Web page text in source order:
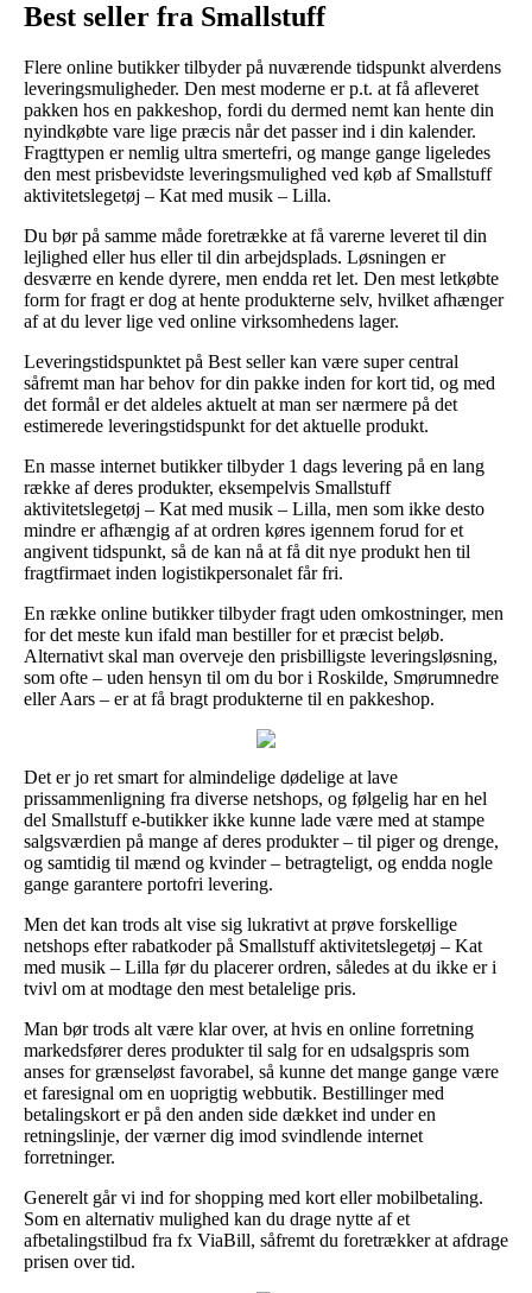
Best seller fra Smallstuff
Flere online butikker tilbyder på nuværende tidspunkt alverdens
leveringsmuligheder. Den mest moderne er p.t. at få afleveret
pakken hos en pakkeshop, fordi du dermed nemt kan hente din
nyindkøbte vare lige præcis når det passer ind i din kalender.
Fragttypen er nemlig ultra smertefri, og mange gange ligeledes
den mest prisbevidste leveringsmulighed ved køb af Smallstuff
aktivitetslegetøj – Kat med musik – Lilla.
Du bør på samme måde foretrække at få varerne leveret til din
lejlighed eller hus eller til din arbejdsplads. Løsningen er
desværre en kende dyrere, men endda ret let. Den mest letkøbte
form for fragt er dog at hente produkterne selv, hvilket afhænger
af at du lever lige ved online virksomhedens lager.
Leveringstidspunktet på Best seller kan være super central
såfremt man har behov for din pakke inden for kort tid, og med
det formål er det aldeles aktuelt at man ser nærmere på det
estimerede leveringstidspunkt for det aktuelle produkt.
En masse internet butikker tilbyder 1 dags levering på en lang
række af deres produkter, eksempelvis Smallstuff
aktivitetslegetøj – Kat med musik – Lilla, men som ikke desto
mindre er afhængig af at ordren køres igennem forud for et
angivent tidspunkt, så de kan nå at få dit nye produkt hen til
fragtfirmaet inden logistikpersonalet får fri.
En række online butikker tilbyder fragt uden omkostninger, men
for det meste kun ifald man bestiller for et præcist beløb.
Alternativt skal man overveje den prisbilligste leveringsløsning,
som ofte – uden hensyn til om du bor i Roskilde, Smørumnedre
eller Aars – er at få bragt produkterne til en pakkeshop.
Det er jo ret smart for almindelige dødelige at lave
prissammenligning fra diverse netshops, og følgelig har en hel
del Smallstuff e-butikker ikke kunne lade være med at stampe
salgsværdien på mange af deres produkter – til piger og drenge,
og samtidig til mænd og kvinder – betragteligt, og endda nogle
gange garantere portofri levering.
Men det kan trods alt vise sig lukrativt at prøve forskellige
netshops efter rabatkoder på Smallstuff aktivitetslegetøj – Kat
med musik – Lilla før du placerer ordren, således at du ikke er i
tvivl om at modtage den mest betalelige pris.
Man bør trods alt være klar over, at hvis en online forretning
markedsfører deres produkter til salg for en udsalgspris som
anses for grænseløst favorabel, så kunne det mange gange være
et faresignal om en uoprigtig webbutik. Bestillinger med
betalingskort er på den anden side dækket ind under en
retningslinje, der værner dig imod svindlende internet
forretninger.
Generelt går vi ind for shopping med kort eller mobilbetaling.
Som en alternativ mulighed kan du drage nytte af et
afbetalingstilbud fra fx ViaBill, såfremt du foretrækker at afdrage
prisen over tid.